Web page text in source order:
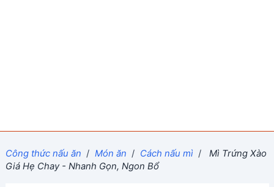
Công thức nấu ăn / Món ăn / Cách nấu mì /
Mì Trứng Xào
Giá Hẹ Chay - Nhanh Gọn, Ngon Bổ